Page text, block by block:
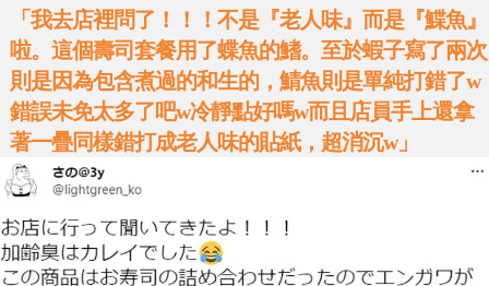
「我去店裡問了！！！不是『老人味』而是『鰈魚』
啦。這個壽司套餐用了蝶魚的鰭。至於蝦子寫了兩次
則是因為包含煮過的和生的，鯖魚則是單純打錯了w
錯誤未免太多了吧w冷靜點好嗎w而且店員手上還拿
著一疊同樣錯打成老人味的貼紙，超消沉w」